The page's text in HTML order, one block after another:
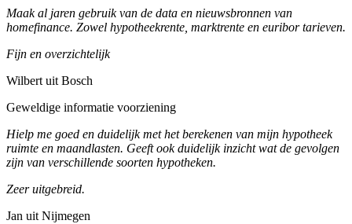
Maak al jaren gebruik van de data en nieuwsbronnen van
homefinance. Zowel hypotheekrente, marktrente en euribor tarieven.
Fijn en overzichtelijk
Wilbert uit Bosch
Geweldige informatie voorziening
Hielp me goed en duidelijk met het berekenen van mijn hypotheek
ruimte en maandlasten. Geeft ook duidelijk inzicht wat de gevolgen
zijn van verschillende soorten hypotheken.
Zeer uitgebreid.
Jan uit Nijmegen